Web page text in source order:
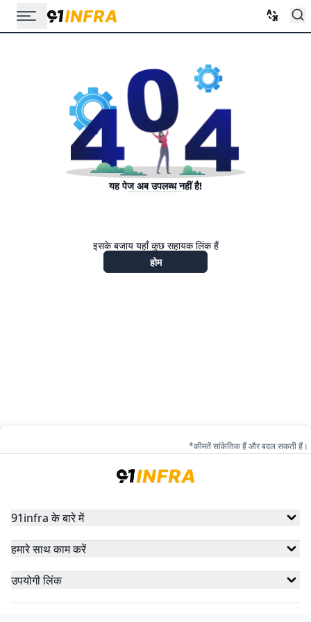
यह पेज अब उपलब्ध नहीं है!
इसके बजाय यहाँ कुछ सहायक लिंक हैं
होम
*कीमतें सांकेतिक हैं और बदल सकती हैं।
91infra के बारे में
हमारे साथ काम करें
उपयोगी लिंक